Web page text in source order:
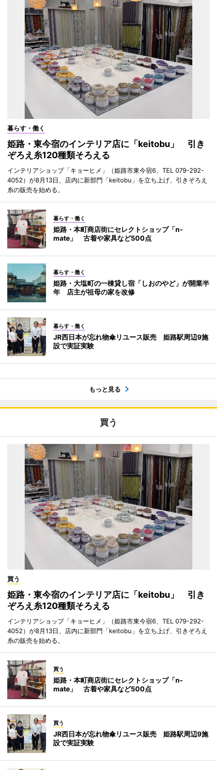
暮らす・働く
姫路・東今宿のインテリア店に「keitobu」 引き
ぞろえ糸120種類そろえる
インテリアショップ「キョーヒメ」（姫路市東今宿6、TEL 079-292-
4052）が8月13日、店内に新部門「keitobu」を立ち上げ、引きぞろえ
糸の販売を始める。
暮らす・働く
姫路・本町商店街にセレクトショップ「n-
mate」 古着や家具など500点
暮らす・働く
姫路・大塩町の一棟貸し宿「しおのやど」が開業半
年 店主が祖母の家を改修
暮らす・働く
JR西日本が忘れ物傘リユース販売 姫路駅周辺9施
設で実証実験
もっと見る
買う
買う
姫路・東今宿のインテリア店に「keitobu」 引き
ぞろえ糸120種類そろえる
インテリアショップ「キョーヒメ」（姫路市東今宿6、TEL 079-292-
4052）が8月13日、店内に新部門「keitobu」を立ち上げ、引きぞろえ
糸の販売を始める。
買う
姫路・本町商店街にセレクトショップ「n-
mate」 古着や家具など500点
買う
JR西日本が忘れ物傘リユース販売 姫路駅周辺9施
設で実証実験